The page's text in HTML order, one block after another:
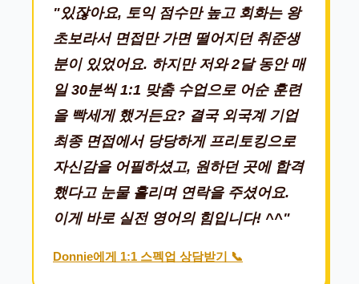
"있잖아요, 토익 점수만 높고 회화는 왕
초보라서 면접만 가면 떨어지던 취준생
분이 있었어요. 하지만 저와 2달 동안 매
일 30분씩 1:1 맞춤 수업으로 어순 훈련
을 빡세게 했거든요? 결국 외국계 기업
최종 면접에서 당당하게 프리토킹으로
자신감을 어필하셨고, 원하던 곳에 합격
했다고 눈물 흘리며 연락을 주셨어요.
이게 바로 실전 영어의 힘입니다! ^^"
Donnie에게 1:1 스펙업 상담받기 📞